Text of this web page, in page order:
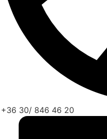
+36 30/ 846 46 20